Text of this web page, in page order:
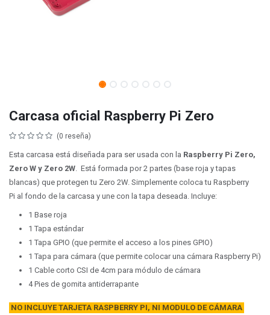
Carcasa oficial Raspberry Pi Zero
(0 reseña)
Esta carcasa está diseñada para ser usada con la Raspberry Pi Zero,
Zero W y Zero 2W. Está formada por 2 partes (base roja y tapas
blancas) que protegen tu Zero 2W. Simplemente coloca tu Raspberry
Pi al fondo de la carcasa y une con la tapa deseada. Incluye:
1 Base roja
1 Tapa estándar
1 Tapa GPIO (que permite el acceso a los pines GPIO)
1 Tapa para cámara (que permite colocar una cámara Raspberry Pi)
1 Cable corto CSI de 4cm para módulo de cámara
4 Pies de gomita antiderrapante
NO INCLUYE TARJETA RASPBERRY PI, NI MODULO DE CÁMARA